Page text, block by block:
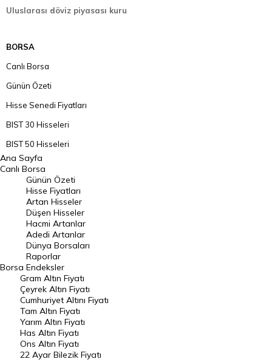
Uluslarası döviz piyasası kuru
BORSA
Canlı Borsa
Günün Özeti
Hisse Senedi Fiyatları
BIST 30 Hisseleri
BIST 50 Hisseleri
BIST 100 Hisseleri
En Çok Artan Hisseler
En Çok Düşen Hisseler
Hacmi Artanlar
Geçmiş Kapanışlar
Dünya Borsaları
Raporlar
Endeksler
DÖVİZ
Döviz Kuru
Ana Sayfa
Canlı Borsa
Borsa
Günün Özeti
Hisse Fiyatları
Artan Hisseler
Düşen Hisseler
Hacmi Artanlar
Adedi Artanlar
Dünya Borsaları
Raporlar
Endeksler
Gram Altın Fiyatı
Çeyrek Altın Fiyatı
Cumhuriyet Altını Fiyatı
Tam Altın Fiyatı
Yarım Altın Fiyatı
Has Altın Fiyatı
Ons Altın Fiyatı
22 Ayar Bilezik Fiyatı